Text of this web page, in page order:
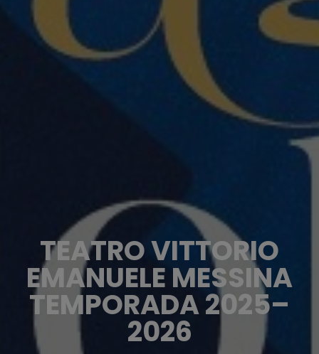
TEATRO VITTORIO
EMANUELE MESSINA
TEMPORADA 2025–
2026